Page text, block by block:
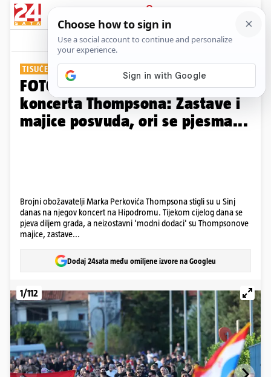
PRIJAVA
Galerija Komentari
TISUĆE LJUDI DOŠLO
FOTO Evo kako izgleda Sinj uoči
koncerta Thompsona: Zastave i
majice posvuda, ori se pjesma...
Brojni obožavatelji Marka Perkovića Thompsona stigli su u Sinj
danas na njegov koncert na Hipodromu. Tijekom cijelog dana se
pjeva diljem grada, a neizostavni 'modni dodaci' su Thompsonove
majice, zastave...
Dodaj 24sata među omiljene izvore na Googleu
1/112